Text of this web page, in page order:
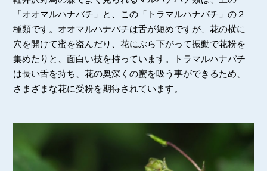
「オオマルハナバチ」と、この「トラマルハナバチ」の２
種類です。オオマルハナバチは舌が短めですが、花の横に
穴を開けて蜜を盗んだり、花にぶら下がって振動で花粉を
集めたりと、面白い技を持っています。トラマルハナバチ
は長い舌を持ち、花の奥深くの蜜を吸う事ができるため、
さまざまな花に受粉を期待されています。